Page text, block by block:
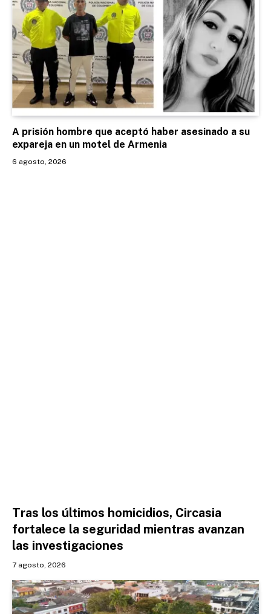
A prisión hombre que aceptó haber asesinado a su
expareja en un motel de Armenia
6 agosto, 2026
Tras los últimos homicidios, Circasia
fortalece la seguridad mientras avanzan
las investigaciones
7 agosto, 2026